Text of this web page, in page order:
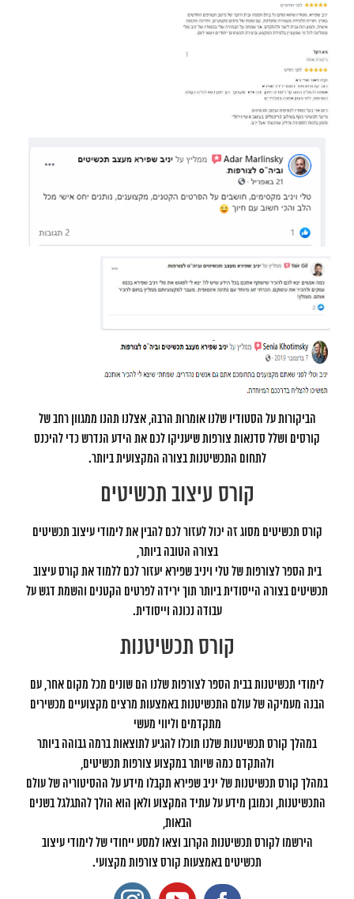
הביקורות על הסטודיו שלנו אומרות הרבה, אצלנו תהנו ממגוון רחב של
קורסים ושלל סדנאות צורפות שיעניקו לכם את הידע הנדרש כדי להיכנס
לתחום התכשיטנות בצורה המקצועית ביותר.
קורס עיצוב תכשיטים
קורס תכשיטים מסוג זה יכול לעזור לכם להבין את לימודי עיצוב תכשיטים
בצורה הטובה ביותר,
בית הספר לצורפות של טלי ויניב שפירא יעזור לכם ללמוד את קורס עיצוב
תכשיטים בצורה הייסודית ביותר תוך ירידה לפרטים הקטנים והשמת דגש על
עבודה נכונה וייסודית.
קורס תכשיטנות
לימודי תכשיטנות בבית הספר לצורפות שלנו הם שונים מכל מקום אחר, עם
הבנה מעמיקה של עולם התכשיטנות באמצעות מרצים מקצועיים מכשירים
מתקדמים וליווי מעשי
במהלך קורס תכשיטנות שלנו תוכלו להגיע לתוצאות ברמה גבוהה ביותר
ולהתקדם כמה שיותר במקצוע צורפות תכשיטים,
במהלך קורס תכשיטנות של יניב שפירא תקבלו מידע על ההסיטוריה של עולם
התכשיטנות, וכמובן מידע על עתיד המקצוע ולאן הוא הולך להתגלגל בשנים
הבאות,
הירשמו לקורס תכשיטנות הקרוב וצאו למסע ייחודי של לימודי עיצוב
תכשיטים באמצעות קורס צורפות מקצועי.